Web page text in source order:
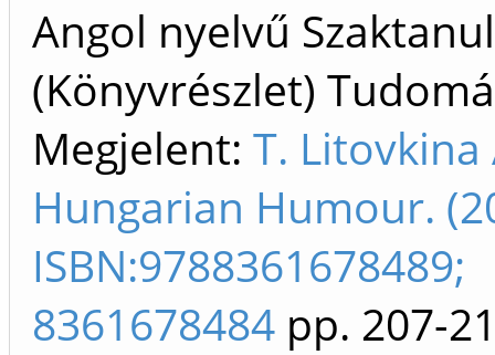
Angol nyelvű
(Könyvrészlet)
Megjelent: T. Litovkina
Hungarian Humour.
ISBN:9788361678489;
8361678484 pp. 207-